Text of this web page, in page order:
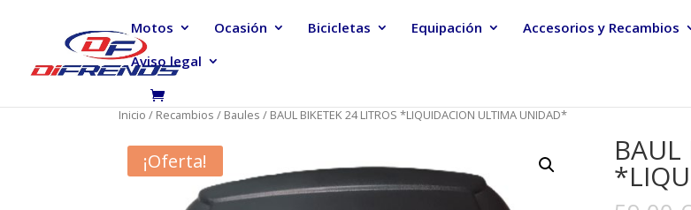
Motos Ocasión Bicicletas Equipación Accesorios y Recambios
Aviso legal
Inicio / Recambios / Baules / BAUL BIKETEK 24 LITROS *LIQUIDACION ULTIMA UNIDAD*
¡Oferta! BAUL